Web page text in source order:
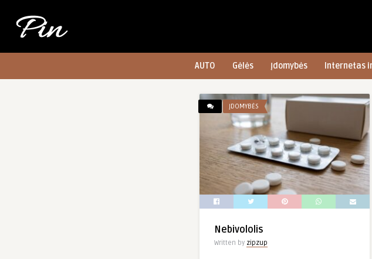
AUTO Gėlės Įdomybės Internetas
ĮDOMYBĖS
Nebivololis
Written by zipzup